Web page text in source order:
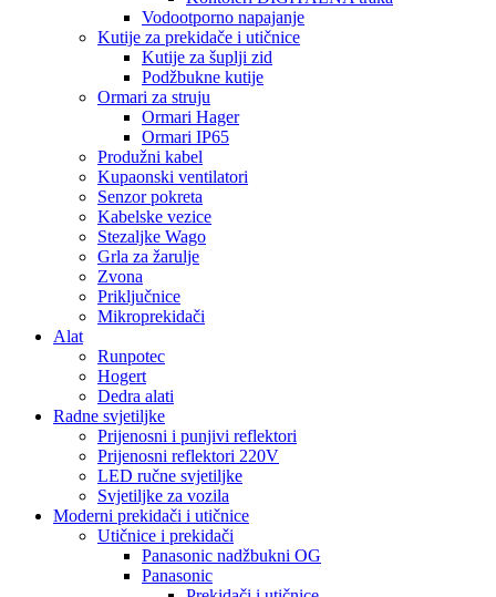
Vodootporno napajanje
Kutije za prekidače i utičnice
Kutije za šuplji zid
Podžbukne kutije
Ormari za struju
Ormari Hager
Ormari IP65
Produžni kabel
Kupaonski ventilatori
Senzor pokreta
Kabelske vezice
Stezaljke Wago
Grla za žarulje
Zvona
Priključnice
Mikroprekidači
Alat
Runpotec
Hogert
Dedra alati
Radne svjetiljke
Prijenosni i punjivi reflektori
Prijenosni reflektori 220V
LED ručne svjetiljke
Svjetiljke za vozila
Moderni prekidači i utičnice
Utičnice i prekidači
Panasonic nadžbukni OG
Panasonic